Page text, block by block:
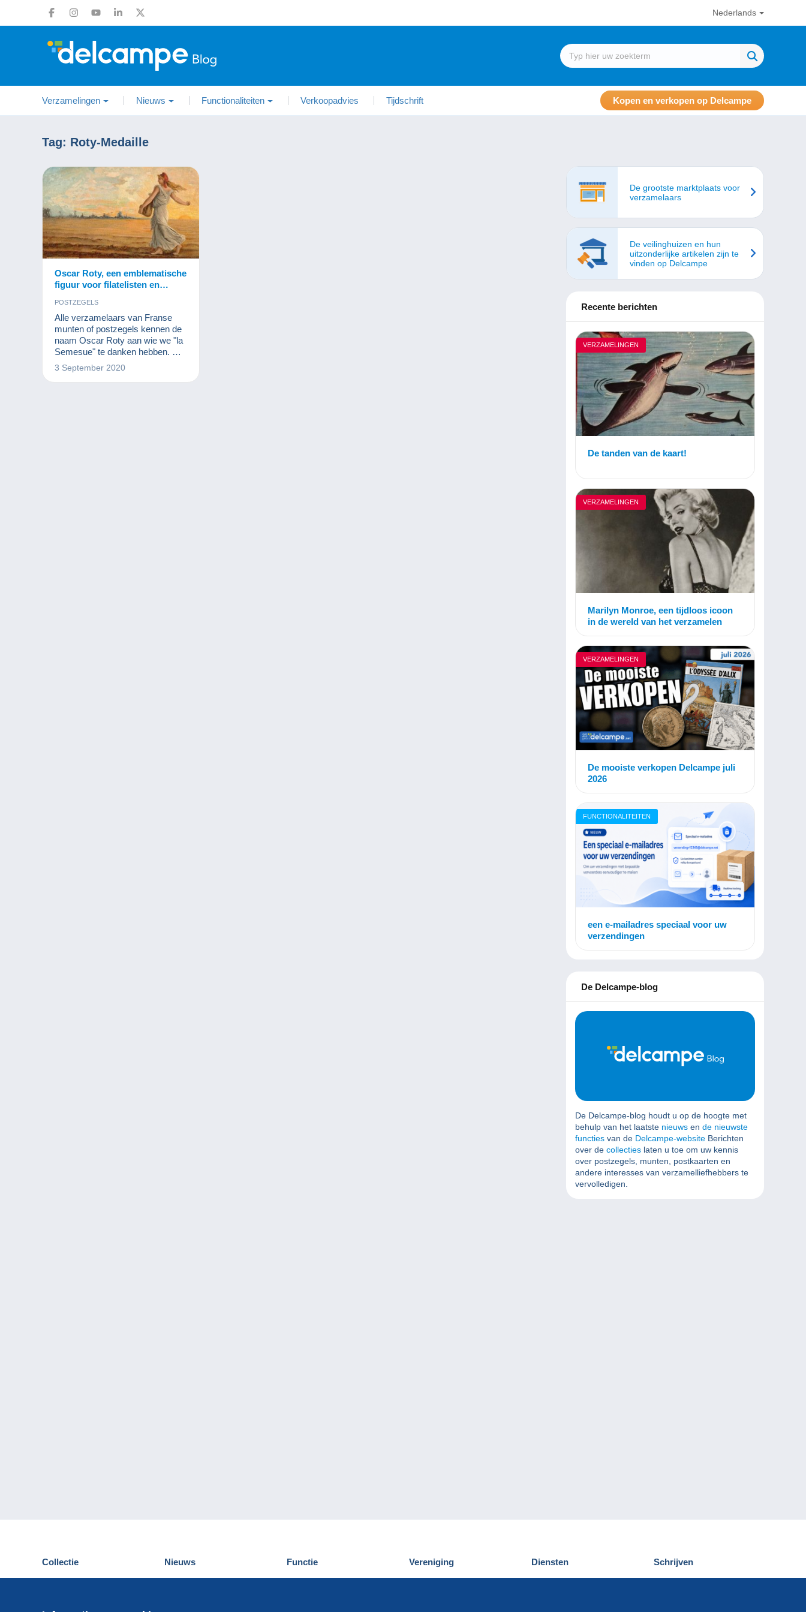
Nederlands
Verzamelingen Nieuws Functionaliteiten Verkoopadvies Tijdschrift Kopen en verkopen op Delcampe
Tag: Roty-Medaille
Oscar Roty, een emblematische
figuur voor filatelisten en
POSTZEGELS
Alle verzamelaars van Franse
munten of postzegels kennen de
naam Oscar Roty aan wie we "la
Semesue" te danken hebben. De
"Semeuse" wordt gebruikt op
miljoenen postzegels en munten
3 September 2020
De grootste marktplaats voor
verzamelaars
De veilinghuizen en hun
uitzonderlijke artikelen zijn te
vinden op Delcampe
Recente berichten
VERZAMELINGEN
De tanden van de kaart!
VERZAMELINGEN
Marilyn Monroe, een tijdloos icoon
in de wereld van het verzamelen
VERZAMELINGEN
De mooiste verkopen Delcampe juli
2026
FUNCTIONALITEITEN
een e-mailadres speciaal voor uw
verzendingen
De Delcampe-blog
De Delcampe-blog houdt u op de hoogte met
behulp van het laatste nieuws en de nieuwste
functies van de Delcampe-website Berichten
over de collecties laten u toe om uw kennis
over postzegels, munten, postkaarten en
andere interesses van verzamelliefhebbers te
vervolledigen.
Collectie
Postkaarten
Nieuws
Delcampe Evenementen
Functie
Nieuwigheden
Vereniging
Wie zijn wij
Diensten
Delcampe ontdekken
Schrijven